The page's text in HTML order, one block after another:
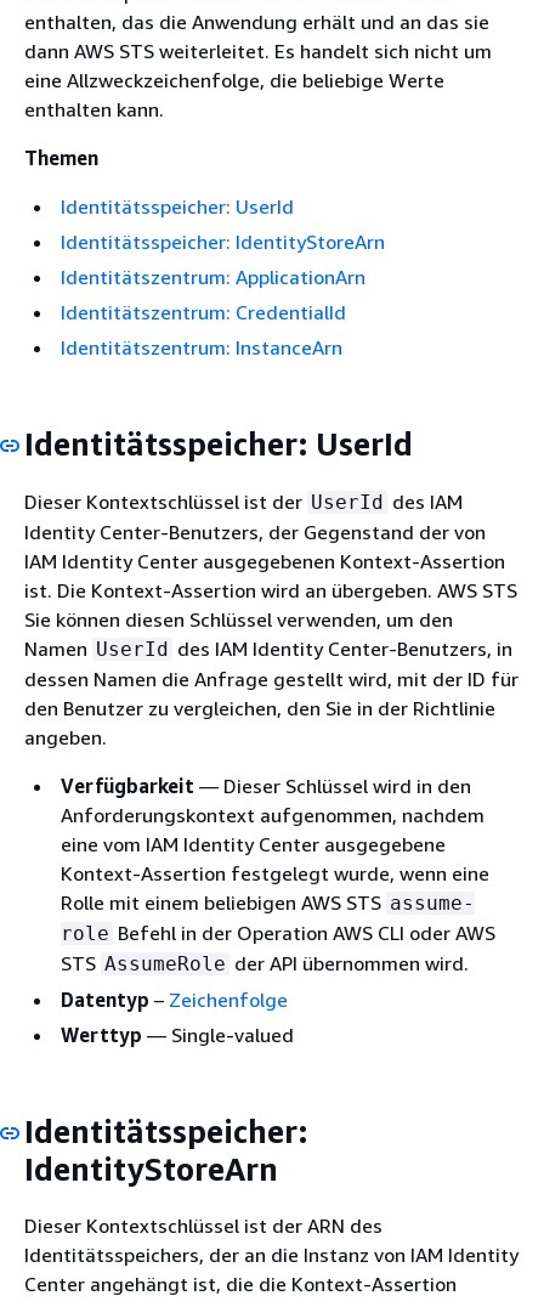
enthalten, das die Anwendung erhält und an das sie
dann AWS STS weiterleitet. Es handelt sich nicht um
eine Allzweckzeichenfolge, die beliebige Werte
enthalten kann.
Themen
Identitätsspeicher: UserId
Identitätsspeicher: IdentityStoreArn
Identitätszentrum: ApplicationArn
Identitätszentrum: CredentialId
Identitätszentrum: InstanceArn
Identitätsspeicher: UserId
Dieser Kontextschlüssel ist der UserId des IAM
Identity Center-Benutzers, der Gegenstand der von
IAM Identity Center ausgegebenen Kontext-Assertion
ist. Die Kontext-Assertion wird an übergeben. AWS STS
Sie können diesen Schlüssel verwenden, um den
Namen UserId des IAM Identity Center-Benutzers, in
dessen Namen die Anfrage gestellt wird, mit der ID für
den Benutzer zu vergleichen, den Sie in der Richtlinie
angeben.
Verfügbarkeit — Dieser Schlüssel wird in den
Anforderungskontext aufgenommen, nachdem
eine vom IAM Identity Center ausgegebene
Kontext-Assertion festgelegt wurde, wenn eine
Rolle mit einem beliebigen AWS STS assume-
role Befehl in der Operation AWS CLI oder AWS
STS AssumeRole der API übernommen wird.
Datentyp – Zeichenfolge
Werttyp — Single-valued
Identitätsspeicher:
IdentityStoreArn
Dieser Kontextschlüssel ist der ARN des
Identitätsspeichers, der an die Instanz von IAM Identity
Center angehängt ist, die die Kontext-Assertion